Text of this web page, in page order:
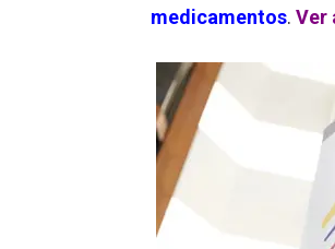
medicamentos. Ver